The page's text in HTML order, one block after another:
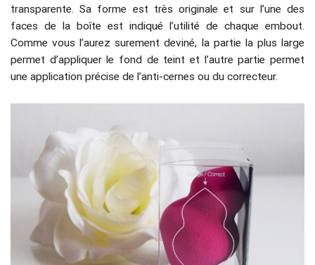
transparente. Sa forme est très originale et sur l’une des
faces de la boîte est indiqué l’utilité de chaque embout.
Comme vous l’aurez surement deviné, la partie la plus large
permet d’appliquer le fond de teint et l’autre partie permet
une application précise de l’anti-cernes ou du correcteur.